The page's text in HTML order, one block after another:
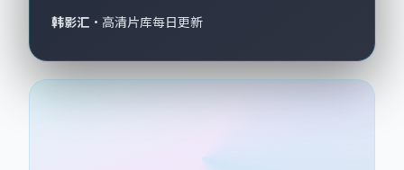
韩影汇 · 高清片库每日更新